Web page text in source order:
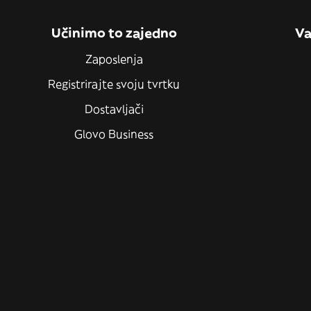
Učinimo to zajedno
Zaposlenja
Registrirajte svoju tvrtku
Dostavljači
Glovo Business